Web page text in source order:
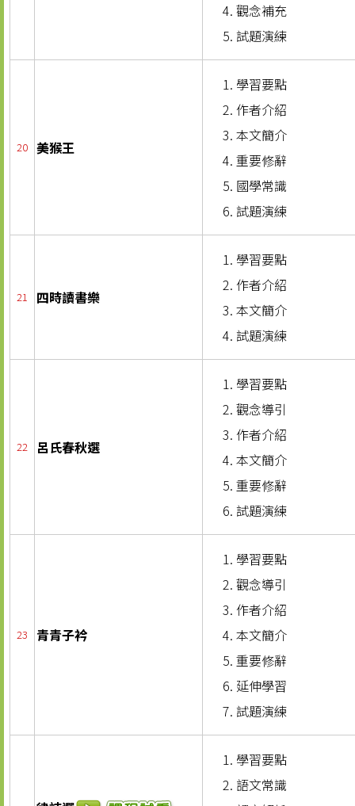
觀念補充
試題演練
20 美猴王
學習要點
作者介紹
本文簡介
重要修辭
國學常識
試題演練
21 四時讀書樂
學習要點
作者介紹
本文簡介
試題演練
22 呂氏春秋選
學習要點
觀念導引
作者介紹
本文簡介
重要修辭
試題演練
23 青青子衿
學習要點
觀念導引
作者介紹
本文簡介
重要修辭
延伸學習
試題演練
學習要點
語文常識